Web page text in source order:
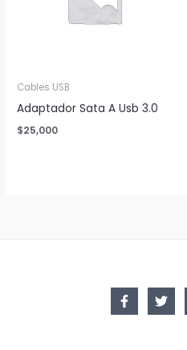
Cables USB
Adaptador Sata A Usb 3.0
$25,000